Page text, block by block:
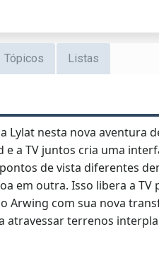
Tópicos Listas
Lylat nesta nova aventura
a TV juntos cria uma
de vista diferentes
em outra. Isso libera a TV
Arwing com sua nova
atravessar terrenos